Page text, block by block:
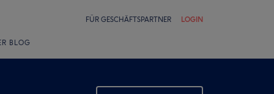
FÜR GESCHÄFTSPARTNER LOGIN
BLOG